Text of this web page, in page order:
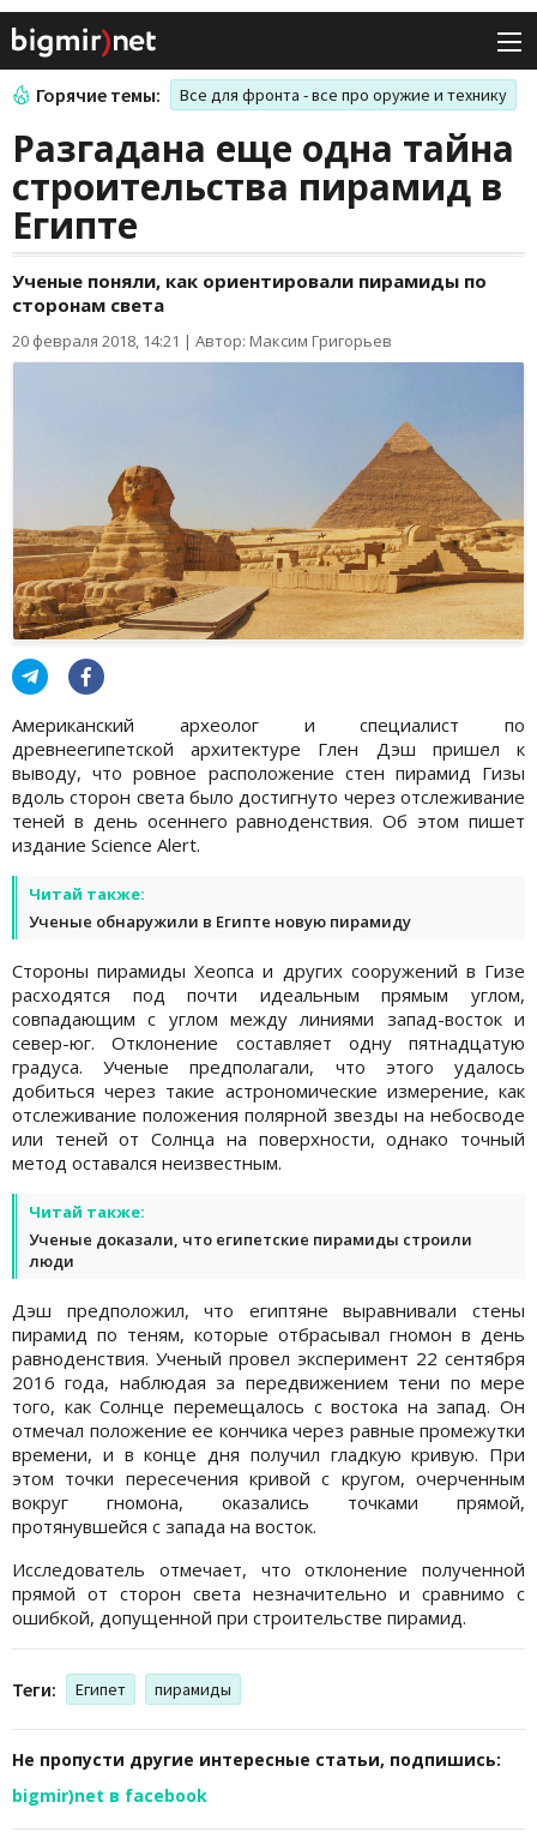
Горячие темы: Все для фронта - все про оружие и технику
Разгадана еще одна тайна
строительства пирамид в
Египте
Ученые поняли, как ориентировали пирамиды по
сторонам света
20 февраля 2018, 14:21 | Автор: Максим Григорьев
Американский археолог и специалист по
древнеегипетской архитектуре Глен Дэш пришел к
выводу, что ровное расположение стен пирамид Гизы
вдоль сторон света было достигнуто через отслеживание
теней в день осеннего равноденствия. Об этом пишет
издание Science Alert.
Читай также:
Ученые обнаружили в Египте новую пирамиду
Стороны пирамиды Хеопса и других сооружений в Гизе
расходятся под почти идеальным прямым углом,
совпадающим с углом между линиями запад-восток и
север-юг. Отклонение составляет одну пятнадцатую
градуса. Ученые предполагали, что этого удалось
добиться через такие астрономические измерение, как
отслеживание положения полярной звезды на небосводе
или теней от Солнца на поверхности, однако точный
метод оставался неизвестным.
Читай также:
Ученые доказали, что египетские пирамиды строили
люди
Дэш предположил, что египтяне выравнивали стены
пирамид по теням, которые отбрасывал гномон в день
равноденствия. Ученый провел эксперимент 22 сентября
2016 года, наблюдая за передвижением тени по мере
того, как Солнце перемещалось с востока на запад. Он
отмечал положение ее кончика через равные промежутки
времени, и в конце дня получил гладкую кривую. При
этом точки пересечения кривой с кругом, очерченным
вокруг гномона, оказались точками прямой,
протянувшейся с запада на восток.
Исследователь отмечает, что отклонение полученной
прямой от сторон света незначительно и сравнимо с
ошибкой, допущенной при строительстве пирамид.
Теги: Египет пирамиды
Не пропусти другие интересные статьи, подпишись:
bigmir)net в facebook